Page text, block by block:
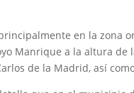
en la zona
Manrique a la altura de
de la Madrid, así